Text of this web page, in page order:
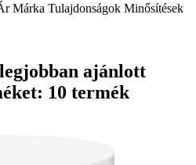
Márka Tulajdonságok Minősítések
ajánlott
10 termék